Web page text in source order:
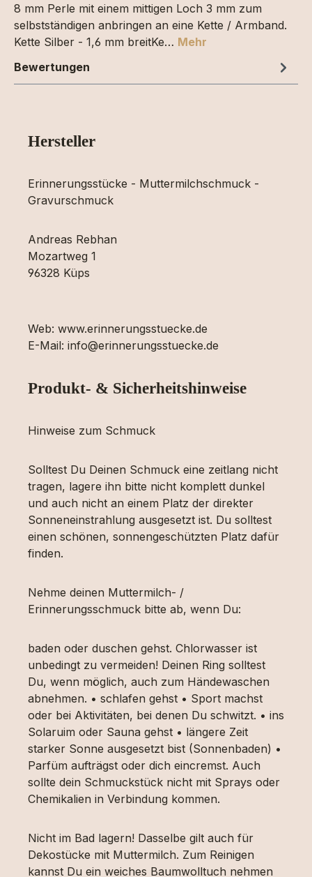
8 mm Perle mit einem mittigen Loch 3 mm zum
selbstständigen anbringen an eine Kette / Armband.
Kette Silber - 1,6 mm breitKe… Mehr
Bewertungen
Hersteller
Erinnerungsstücke - Muttermilchschmuck -
Gravurschmuck
Andreas Rebhan
Mozartweg 1
96328 Küps
Web: www.erinnerungsstuecke.de
E-Mail: info@erinnerungsstuecke.de
Produkt- & Sicherheitshinweise
Hinweise zum Schmuck
Solltest Du Deinen Schmuck eine zeitlang nicht
tragen, lagere ihn bitte nicht komplett dunkel
und auch nicht an einem Platz der direkter
Sonneneinstrahlung ausgesetzt ist. Du solltest
einen schönen, sonnengeschützten Platz dafür
finden.
Nehme deinen Muttermilch- /
Erinnerungsschmuck bitte ab, wenn Du:
baden oder duschen gehst. Chlorwasser ist
unbedingt zu vermeiden! Deinen Ring solltest
Du, wenn möglich, auch zum Händewaschen
abnehmen. • schlafen gehst • Sport machst
oder bei Aktivitäten, bei denen Du schwitzt. • ins
Solaruim oder Sauna gehst • längere Zeit
starker Sonne ausgesetzt bist (Sonnenbaden) •
Parfüm aufträgst oder dich eincremst. Auch
sollte dein Schmuckstück nicht mit Sprays oder
Chemikalien in Verbindung kommen.
Nicht im Bad lagern! Dasselbe gilt auch für
Dekostücke mit Muttermilch. Zum Reinigen
kannst Du ein weiches Baumwolltuch nehmen